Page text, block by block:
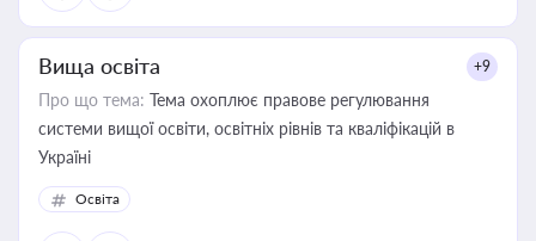
Вища освіта +9
Про що тема: Тема охоплює правове регулювання
системи вищої освіти, освітніх рівнів та кваліфікацій в
Україні
Освіта